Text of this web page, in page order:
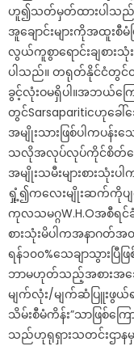
ဟူ၍သတ်မှတ်ထားပါသည်။
အူချောင်းများကိုအထူးစီမံ
လွယ်ကူစွာရောင်းချစာ
ပါသည်။ တရုတ်နိုင်ငံတွင်ထို
ခွင့်လုံးဝမရှိပါ။အဘယ်က
တွင်Sarsapariticဟုခေါ်
အမျိုးသားဖြစ်ပါကပန်း
သလိုအလုပ်လုပ်ကိုင်စိတ်ပျ
အမျိုးသမီးများစားသုံး
ရှုံ့၍ကလေးမျိုးဆက်ကိုပျ
ကုလသမဂ္ဂW.H.Oအစီရင်
စားသုံးမိပါကအနာဂတ်
ရန်၁၀၀%သေချာသွားပ
ဘာမဟုတ်သည့်အစားအသ
မျက်လုံး/မျက်ဆံပြူးဖွ
သိမ်းစီမံကိန်း”သာဖြစ်က
သည်ဟုရုရှားသတင်းဌာန